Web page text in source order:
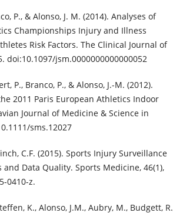
P., & Alonso, J. M. (2014). Analyses of
Championships Injury and Illness
Risk Factors. The Clinical Journal of
doi:10.1097/jsm.0000000000000052
P., Branco, P., & Alonso, J.-M. (2012).
2011 Paris European Athletics Indoor
Journal of Medicine & Science in
sms.12027
C.F. (2015). Sports Injury Surveillance
and Data Quality. Sports Medicine, 46(1),
0410-z.
K., Alonso, J.M., Aubry, M., Budgett,